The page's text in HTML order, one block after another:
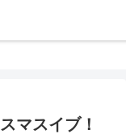
ア
マスイブ！